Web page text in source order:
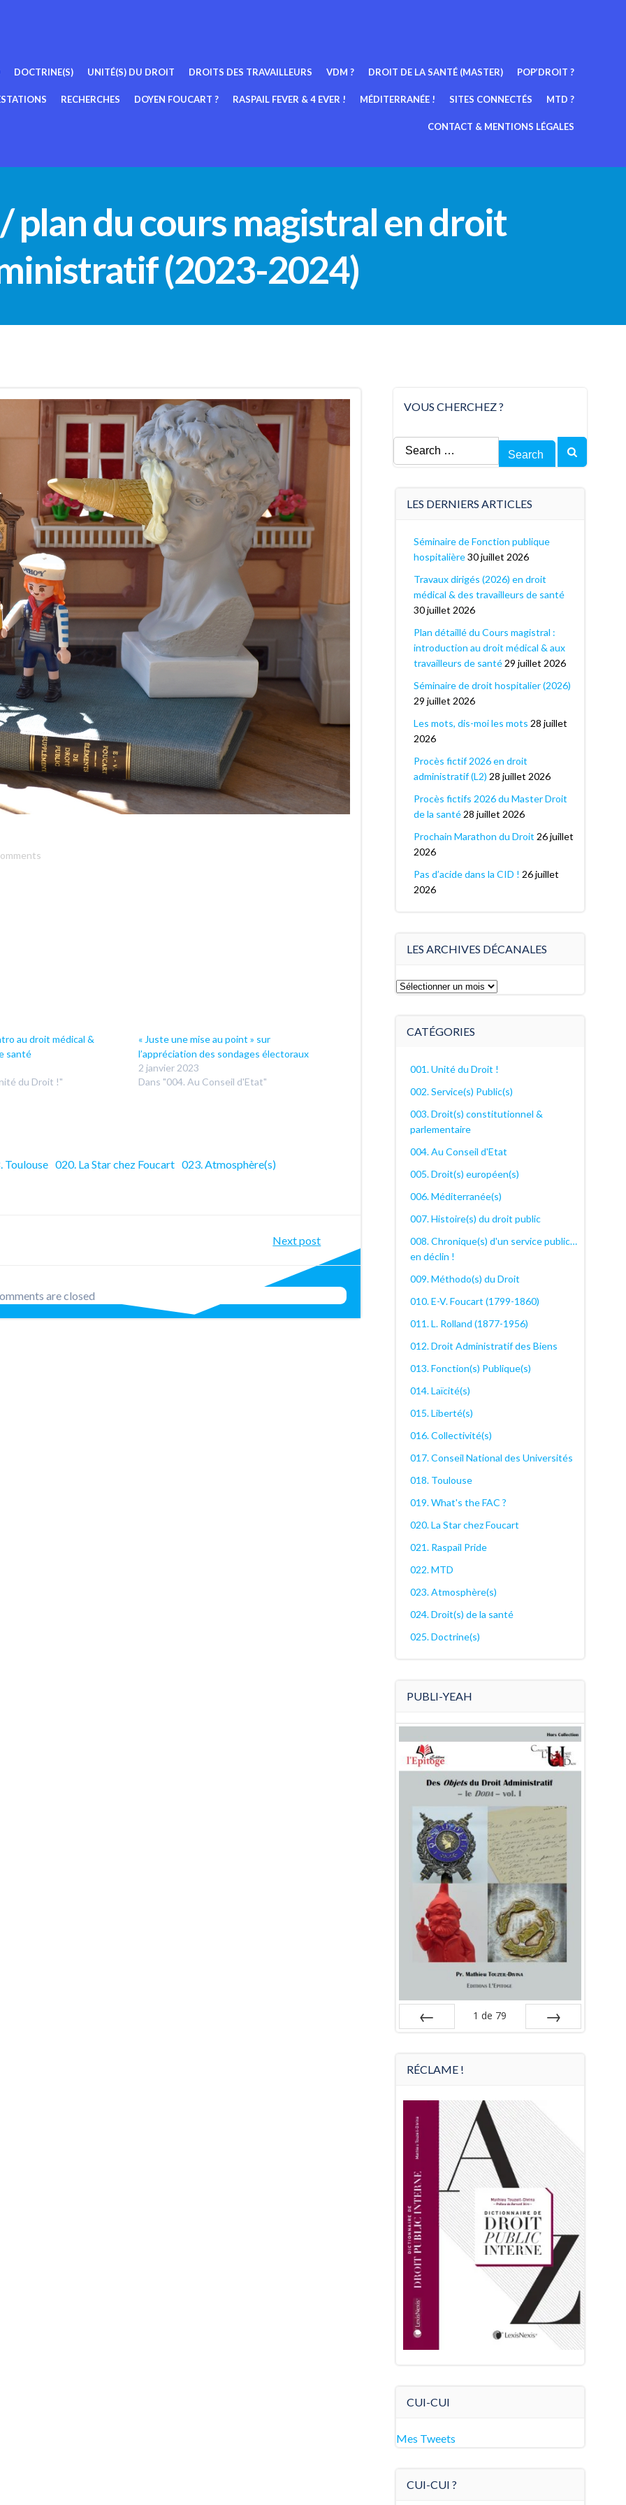
DOCTRINE(S) UNITÉ(S) DU DROIT DROITS DES TRAVAILLEURS VDM ? DROIT DE LA SANTÉ (MASTER) POP’DROIT ?
RECHERCHES DOYEN FOUCART ? RASPAIL FEVER & 4 EVER ! MÉDITERRANÉE ! SITES CONNECTÉS MTD ?
CONTACT & MENTIONS LÉGALES
plan du cours magistral en droit
(2023-2024)
au droit médical &
santé
du Droit !"
« Juste une mise au point » sur
l’appréciation des sondages électoraux
2 janvier 2023
Dans "004. Au Conseil d'Etat"
Toulouse 020. La Star chez Foucart 023. Atmosphère(s)
Post
navigation
Next post
are closed
VOUS CHERCHEZ ?
Search
for:
LES DERNIERS ARTICLES
Séminaire de Fonction publique
hospitalière 30 juillet 2026
Travaux dirigés (2026) en droit
médical & des travailleurs de santé
30 juillet 2026
Plan détaillé du Cours magistral :
introduction au droit médical & aux
travailleurs de santé 29 juillet 2026
Séminaire de droit hospitalier (2026)
29 juillet 2026
Les mots, dis-moi les mots 28 juillet
2026
Procès fictif 2026 en droit
administratif (L2) 28 juillet 2026
Procès fictifs 2026 du Master Droit
de la santé 28 juillet 2026
Prochain Marathon du Droit 26 juillet
2026
Pas d’acide dans la CID ! 26 juillet
2026
LES ARCHIVES DÉCANALES
Les
CATÉGORIES
001. Unité du Droit !
002. Service(s) Public(s)
003. Droit(s) constitutionnel &
parlementaire
004. Au Conseil d'Etat
005. Droit(s) européen(s)
006. Méditerranée(s)
007. Histoire(s) du droit public
008. Chronique(s) d'un service public…
en déclin !
009. Méthodo(s) du Droit
010. E-V. Foucart (1799-1860)
011. L. Rolland (1877-1956)
012. Droit Administratif des Biens
013. Fonction(s) Publique(s)
014. Laïcité(s)
015. Liberté(s)
016. Collectivité(s)
017. Conseil National des Universités
018. Toulouse
019. What's the FAC ?
020. La Star chez Foucart
021. Raspail Pride
022. MTD
023. Atmosphère(s)
024. Droit(s) de la santé
025. Doctrine(s)
PUBLI-YEAH
1 de 79
RÉCLAME !
CUI-CUI
Mes Tweets
CUI-CUI ?